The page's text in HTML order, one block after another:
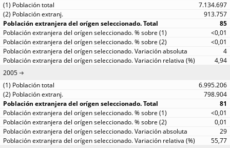
7.134.697
913.757
85
<0,01
<0,01
4
4,94
2005
6.995.206
798.904
81
<0,01
0,01
29
55,77